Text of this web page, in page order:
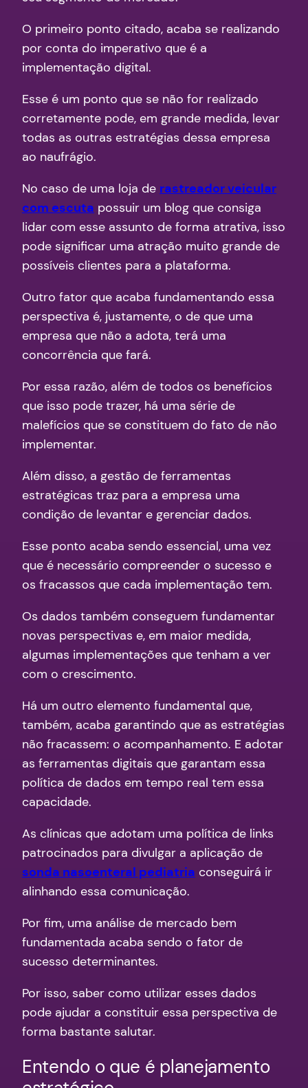
O primeiro ponto citado, acaba se realizando
por conta do imperativo que é a
implementação digital.
Esse é um ponto que se não for realizado
corretamente pode, em grande medida, levar
todas as outras estratégias dessa empresa
ao naufrágio.
No caso de uma loja de rastreador veicular
com escuta possuir um blog que consiga
lidar com esse assunto de forma atrativa, isso
pode significar uma atração muito grande de
possíveis clientes para a plataforma.
Outro fator que acaba fundamentando essa
perspectiva é, justamente, o de que uma
empresa que não a adota, terá uma
concorrência que fará.
Por essa razão, além de todos os benefícios
que isso pode trazer, há uma série de
malefícios que se constituem do fato de não
implementar.
Além disso, a gestão de ferramentas
estratégicas traz para a empresa uma
condição de levantar e gerenciar dados.
Esse ponto acaba sendo essencial, uma vez
que é necessário compreender o sucesso e
os fracassos que cada implementação tem.
Os dados também conseguem fundamentar
novas perspectivas e, em maior medida,
algumas implementações que tenham a ver
com o crescimento.
Há um outro elemento fundamental que,
também, acaba garantindo que as estratégias
não fracassem: o acompanhamento. E adotar
as ferramentas digitais que garantam essa
política de dados em tempo real tem essa
capacidade.
As clínicas que adotam uma política de links
patrocinados para divulgar a aplicação de
sonda nasoenteral pediatria conseguirá ir
alinhando essa comunicação.
Por fim, uma análise de mercado bem
fundamentada acaba sendo o fator de
sucesso determinantes.
Por isso, saber como utilizar esses dados
pode ajudar a constituir essa perspectiva de
forma bastante salutar.
Entendo o que é planejamento